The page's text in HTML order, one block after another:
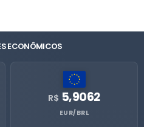
ECONÔMICOS
R$ 5,9062
EUR/BRL